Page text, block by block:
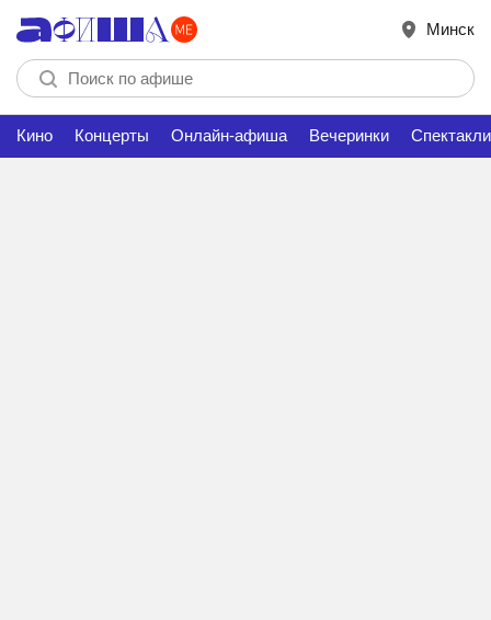
Минск
Кино Концерты Онлайн-афиша Вечеринки Спектакли